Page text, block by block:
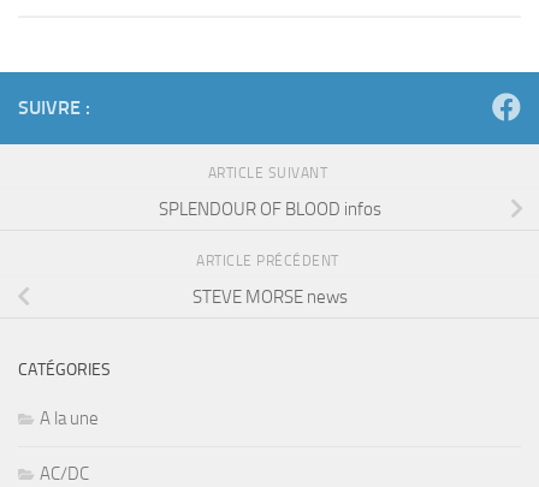
SUIVRE :
ARTICLE SUIVANT
SPLENDOUR OF BLOOD infos
ARTICLE PRÉCÉDENT
STEVE MORSE news
CATÉGORIES
A la une
AC/DC